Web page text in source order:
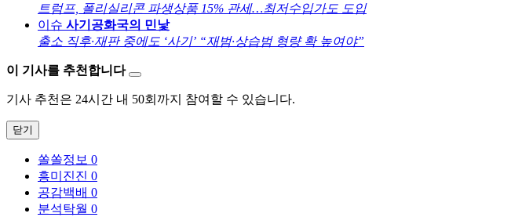
트럼프, 폴리실리콘 파생상품 15% 관세…최저수입가도 도입
이슈 사기공화국의 민낯
출소 직후·재판 중에도 ‘사기’ “재범·상습범 형량 확 높여야”
이 기사를 추천합니다
기사 추천은 24시간 내 50회까지 참여할 수 있습니다.
닫기
쏠쏠정보 0
흥미진진 0
공감백배 0
분석탁월 0